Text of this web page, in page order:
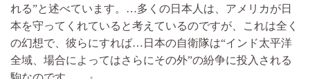
れる”と述べています。…多くの日本人は、アメリカが日
本を守ってくれていると考えているのですが、これは全く
の幻想で、彼らにすれば…日本の自衛隊は“インド太平洋
全域、場合によってはさらにその外”の紛争に投入される